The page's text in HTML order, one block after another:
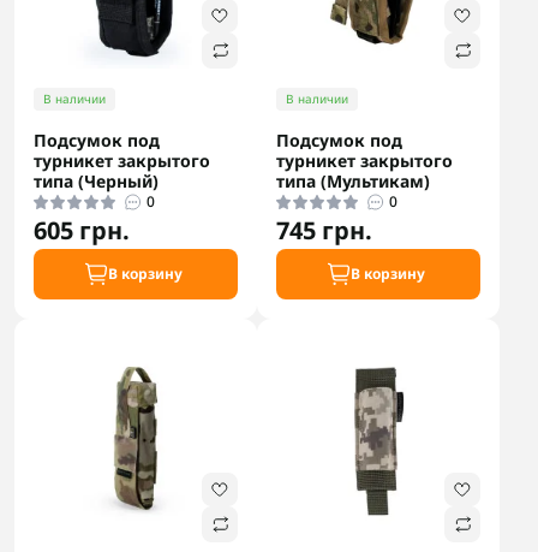
В наличии
Подсумок под
турникет закрытого
типа (Черный)
0
605 грн.
В корзину
В наличии
Подсумок под
турникет закрытого
типа (Мультикам)
0
745 грн.
В корзину